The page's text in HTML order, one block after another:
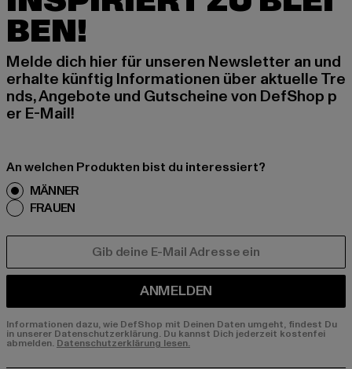
BEN!
Melde dich hier für unseren Newsletter an und
erhalte künftig Informationen über aktuelle Tre
nds, Angebote und Gutscheine von DefShop p
er E-Mail!
An welchen Produkten bist du interessiert?
MÄNNER
FRAUEN
ANMELDEN
Informationen dazu, wie DefShop mit Deinen Daten umgeht, findest Du
in unserer Datenschutzerklärung. Du kannst Dich jederzeit kostenfei
abmelden.Datenschutzerklärung lesen.